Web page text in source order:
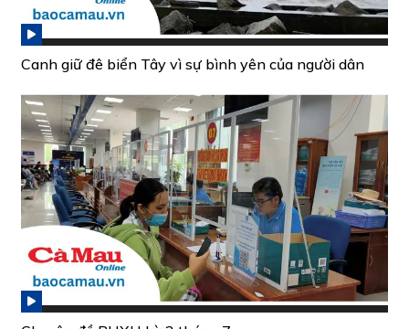
Canh giữ đê biển Tây vì sự bình yên của người dân